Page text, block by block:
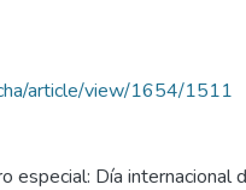
article/view/1654/1511
especial: Día internacional